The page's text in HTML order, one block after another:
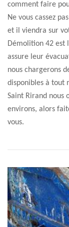
comment faire
Ne vous cassez
et il viendra sur
Démolition 42 est
assure leur
nous chargerons
disponibles à tout
Saint Rirand nous
environs, alors
vous.